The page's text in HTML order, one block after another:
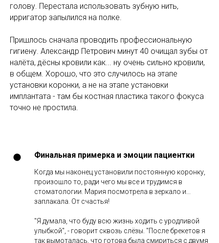
голову. Перестала использовать зубную нить,
ирригатор запылился на полке.
Пришлось сначала проводить профессиональную
гигиену. Александр Петрович минут 40 очищал зубы от
налёта, дёсны кровили как... ну очень сильно кровили,
в общем. Хорошо, что это случилось на этапе
установки коронки, а не на этапе установки
имплантата - там бы костная пластика такого фокуса
точно не простила.
Финальная примерка и эмоции пациентки
Когда мы наконец установили постоянную коронку,
произошло то, ради чего мы все и трудимся в
стоматологии. Мария посмотрела в зеркало и...
заплакала. От счастья!
"Я думала, что буду всю жизнь ходить с уродливой
улыбкой", - говорит сквозь слёзы. "После брекетов я
так вымоталась, что готова была смириться с двумя